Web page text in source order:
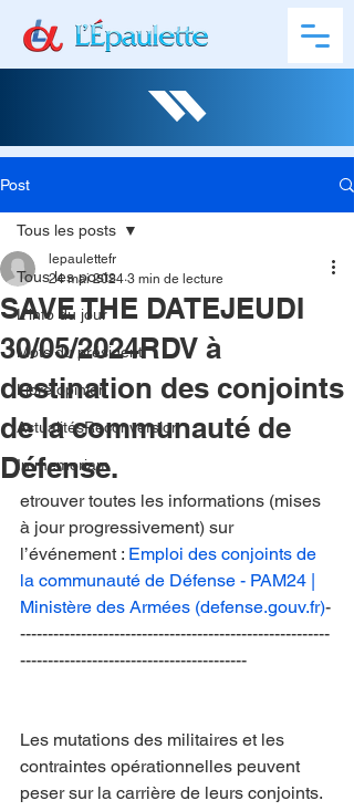
Post
Tous les posts
L'info du jour
Mots du président
Libre opinion
ActualitésReconversion
In memoriam
Tous les posts
SAVE THE DATEJEUDI
30/05/2024RDV à
destination des conjoints
de la communauté de
Défense.
lepaulettefr
24 mai 2024 3 min de lecture
etrouver toutes les informations (mises
à jour progressivement) sur
l’événement : Emploi des conjoints de
la communauté de Défense - PAM24 |
Ministère des Armées (defense.gouv.fr)-
--------------------------------------------------------
-----------------------------------------
Les mutations des militaires et les
contraintes opérationnelles peuvent
peser sur la carrière de leurs conjoints.